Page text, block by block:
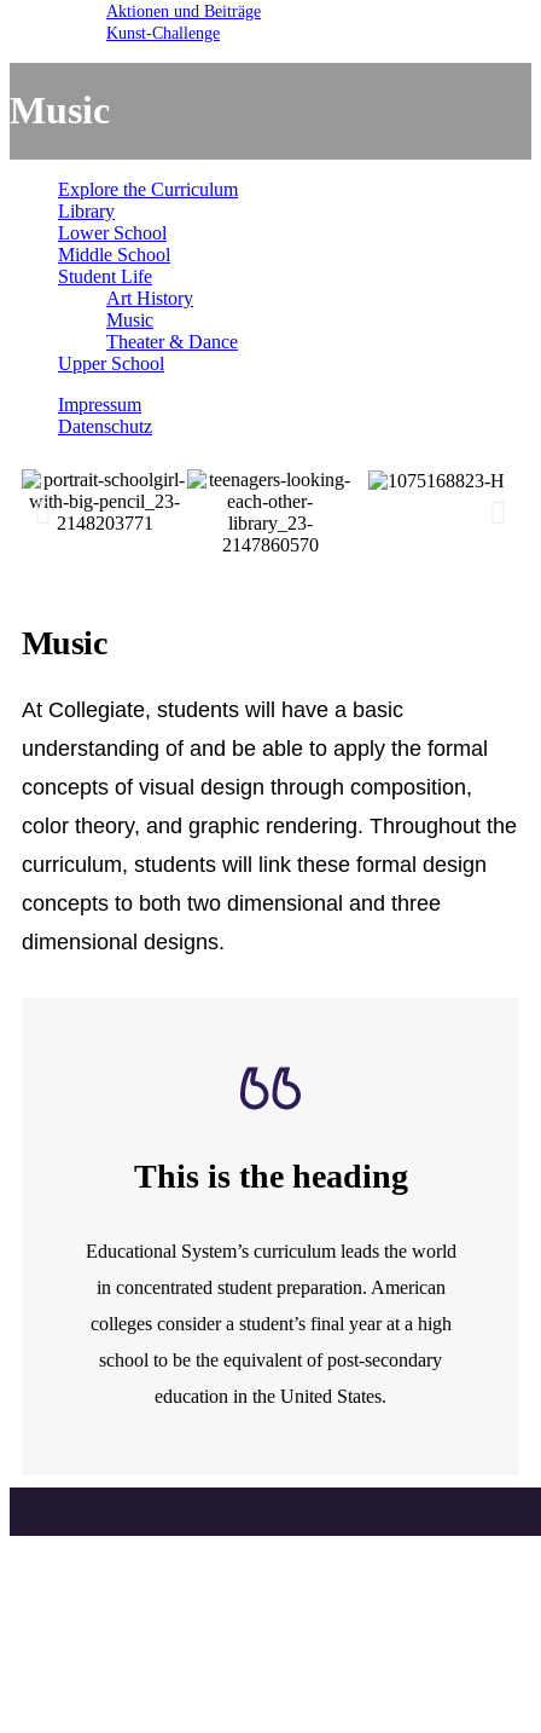
Aktionen und Beiträge
Kunst-Challenge
Music
Explore the Curriculum
Library
Lower School
Middle School
Student Life
Art History
Music
Theater & Dance
Upper School
Impressum
Datenschutz
Music
At Collegiate, students will have a basic
understanding of and be able to apply the formal
concepts of visual design through composition,
color theory, and graphic rendering. Throughout the
curriculum, students will link these formal design
concepts to both two dimensional and three
dimensional designs.
This is the heading
Educational System’s curriculum leads the world
in concentrated student preparation. American
colleges consider a student’s final year at a high
school to be the equivalent of post-secondary
education in the United States.